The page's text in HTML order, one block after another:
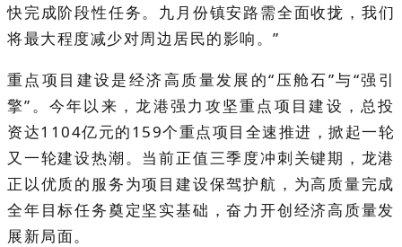
快完成阶段性任务。 九月份镇安路需全面收拢，我们
将最大程度减少对周边居民的影响。”
重点项目建设是经济高质量发展的“压舱石”与“强引
擎”。今年以来，龙港强力攻坚重点项目建设，总投
资达1104亿元的159个重点项目全速推进，掀起一轮
又一轮建设热潮。当前正值三季度冲刺关键期，龙港
正以优质的服务为项目建设保驾护航，为高质量完成
全年目标任务奠定坚实基础，奋力开创经济高质量发
展新局面。